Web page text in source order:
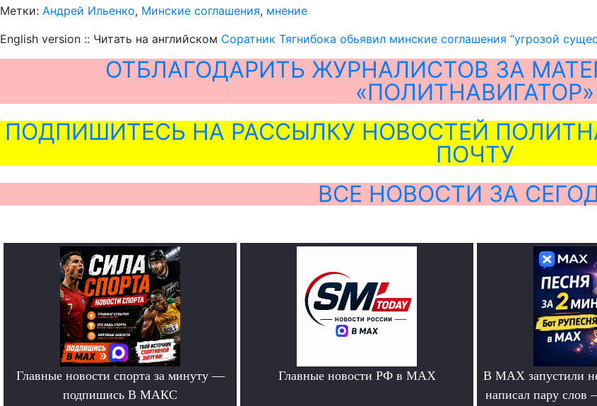
Метки: Андрей Ильенко, Минские соглашения, мнение
English version :: Читать на английском Соратник Тягнибока обьявил минские соглашения “угрозой
ОТБЛАГОДАРИТЬ ЖУРНАЛИСТОВ ЗА
«ПОЛИТНАВИГАТОР»
ПОДПИШИТЕСЬ НА РАССЫЛКУ НОВОСТЕЙ
ПОЧТУ
ВСЕ НОВОСТИ ЗА
Главные новости спорта за минуту —
подпишись В МАКС
Главные новости РФ в MAX
В MAX запустили
написал пару